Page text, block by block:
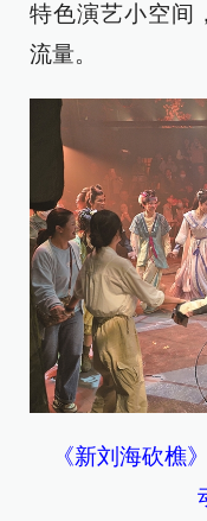
特色演艺小空间
流量。
《新刘海砍樵